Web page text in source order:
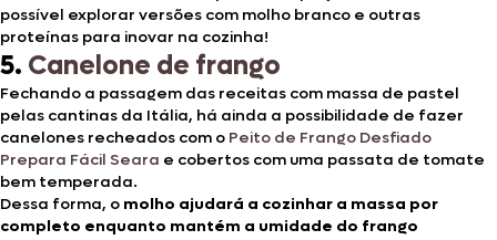
possível explorar versões com molho branco e outras
proteínas para inovar na cozinha!
5. Canelone de frango
Fechando a passagem das receitas com massa de pastel
pelas cantinas da Itália, há ainda a possibilidade de fazer
canelones recheados com o Peito de Frango Desfiado
Prepara Fácil Seara e cobertos com uma passata de tomate
bem temperada.
Dessa forma, o molho ajudará a cozinhar a massa por
completo enquanto mantém a umidade do frango